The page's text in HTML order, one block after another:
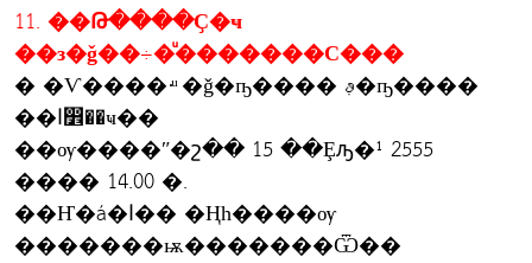
11. ��Թ����Ҫ�ҹ
��з�ǧ��÷�ͧ�������С���
� �Ѵ����·ͧ �ǧ�ҧ���� ࢵ�ҧ����
��ا෾��ҹ��
��ѹ����ʺ�շ�� 15 ��Ȩԡ�¹ 2555
���� 14.00 �.
��Ҥ�á�ا�� �Ңһ����ѹ
�������ѭ�������Ѿ��